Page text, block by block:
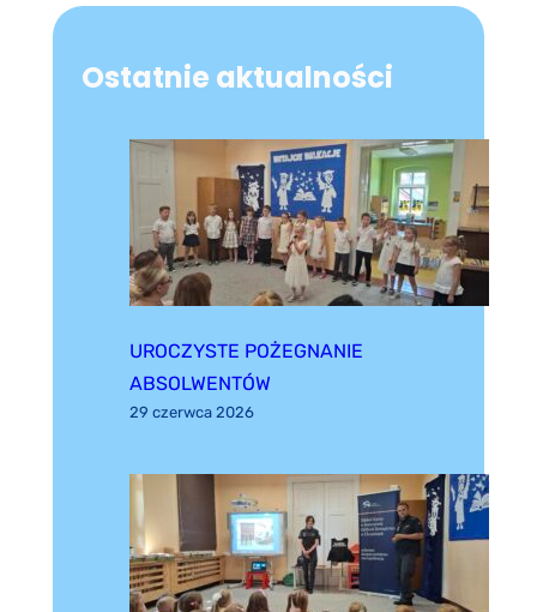
Ostatnie aktualności
UROCZYSTE POŻEGNANIE
ABSOLWENTÓW
29 czerwca 2026